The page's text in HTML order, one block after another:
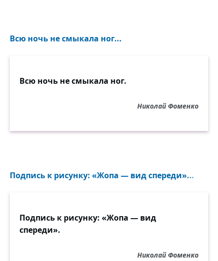
Всю ночь не смыкала ног...
Всю ночь не смыкала ног.
Николай Фоменко
Подпись к рисунку: «Жопа — вид спереди»...
Подпись к рисунку: «Жопа — вид
спереди».
Николай Фоменко